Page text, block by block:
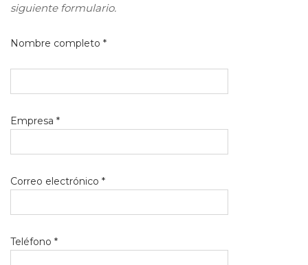
siguiente formulario.
Nombre completo *
Empresa *
Correo electrónico *
Teléfono *